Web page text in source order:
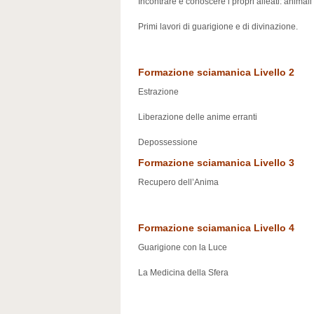
Primi lavori di guarigione e di divinazione.
Formazione sciamanica Livello 2
Estrazione
Liberazione delle anime erranti
Depossessione
Formazione sciamanica Livello 3
Recupero dell’Anima
Formazione sciamanica Livello 4
Guarigione con la Luce
La Medicina della Sfera